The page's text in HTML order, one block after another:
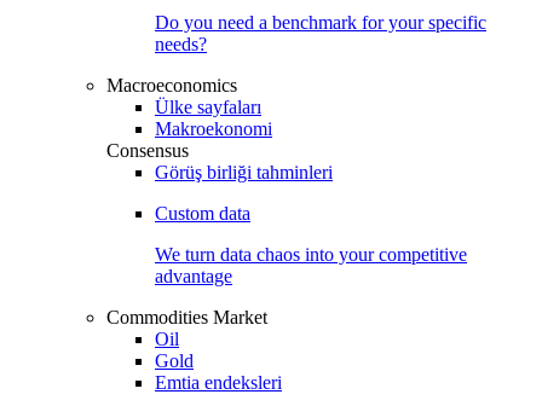
Do you need a benchmark for your specific
needs?
Macroeconomics
Ülke sayfaları
Makroekonomi
Consensus
Görüş birliği tahminleri
Custom data
We turn data chaos into your competitive
advantage
Commodities Market
Oil
Gold
Emtia endeksleri